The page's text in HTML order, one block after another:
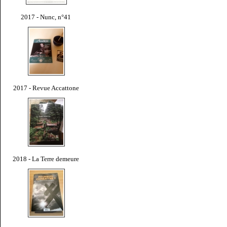
2017 - Nunc, n°41
2017 - Revue Accattone
2018 - La Terre demeure